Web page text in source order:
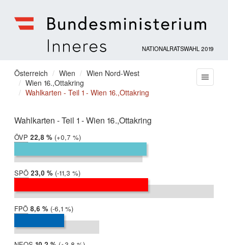
für
Inneres
NATIONALRATSWAHL 2019
Sie
befinden
sich
Österreich Wien
Wien Nord-West
Wien 16.,Ottakring
Wahlkarten - Teil 1 - Wien 16.,Ottakring
Wahlkarten - Teil 1 - Wien 16.,Ottakring
ÖVP 2019:
22,8 %
2017:
22,1 %
Differenz:
+0,7 %
SPÖ 2019:
23,0 %
2017:
34,4 %
Differenz:
-11,3 %
FPÖ 2019:
8,6 %
2017:
14,7 %
Differenz:
-6,1 %